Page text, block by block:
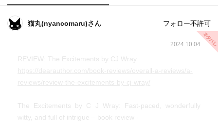
猫丸(nyancomaru)さん フォロー不許可
2024.10.04
REVIEW: The Excitements by CJ Wray
The Excitements by C J Wray: Fast-paced, wonderfully
witty, and full of intrigue – book review -